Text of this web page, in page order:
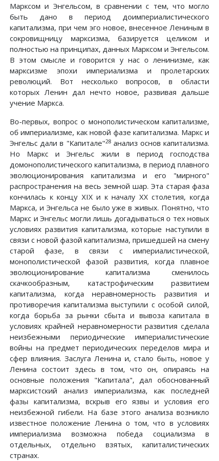
Марксом и Энгельсом, в сравнении с тем, что могло
быть дано в период доимпериалистического
капитализма, при чем эго новое, внесенное Лениным в
сокровищницу марксизма, базируется целиком и
полностью на принципах, данных Марксом и Энгельсом.
В этом смысле и говорится у нас о ленинизме, как
марксизме эпохи империализма и пролетарских
революций. Вот несколько вопросов, в области
которых Ленин дал нечто новое, развивая дальше
учение Маркса.
Во-первых, вопрос о монополистическом капитализме,
об империализме, как новой фазе капитализма. Маркс и
Энгельс дали в "Капитале"28анализ основ капитализма.
Но Маркс и Энгельс жили в период господства
домонополистического капитализма, в период плавного
эволюционирования капитализма и его "мирного"
распространения на весь земной шар. Эта старая фаза
кончилась к концу XIX и к началу XX столетия, когда
Маркса, и Энгельса не было уже в живых. Понятно, что
Маркс и Энгельс могли лишь догадываться о тех новых
условиях развития капитализма, которые наступили в
связи с новой фазой капитализма, пришедшей на смену
старой фазе, в связи с империалистической,
монополистической фазой развития, когда плавное
эволюционирование капитализма сменилось
скачкообразным, катастрофическим развитием
капитализма, когда неравномерность развития и
противоречия капитализма выступили с особой силой,
когда борьба за рынки сбыта и вывоза капитала в
условиях крайней неравномерности развития сделала
неизбежными периодические империалистические
войны на предмет периодических переделов мира и
сфер влияния. Заслуга Ленина и, стало быть, новое у
Ленина состоит здесь в том, что он, опираясь на
основные положения "Капитала", дал обоснованный
марксистский анализ империализма, как последней
фазы капитализма, вскрыв его язвы и условия его
неизбежной гибели. На базе этого анализа возникло
известное положение Ленина о том, что в условиях
империализма возможна победа социализма в
отдельных, отдельно взятых, капиталистических
странах.